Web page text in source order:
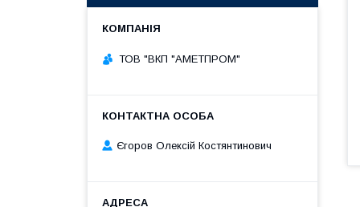
ТОВ "ВКП "АМЕТПРОМ"
Єгоров Олексій Костянтинович